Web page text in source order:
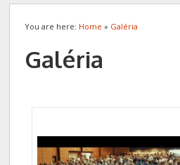
You are here: Home » Galéria
Galéria